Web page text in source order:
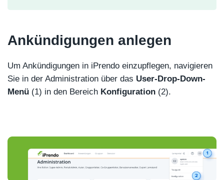
Ankündigungen anlegen
Um Ankündigungen in iPrendo einzupflegen, navigieren
Sie in der Administration über das User-Drop-Down-
Menü (1) in den Bereich Konfiguration (2).